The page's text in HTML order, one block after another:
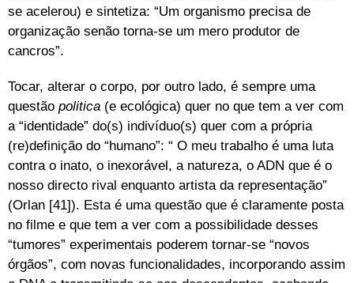
se acelerou) e sintetiza: “Um organismo precisa de
organização senão torna-se um mero produtor de
cancros”.
Tocar, alterar o corpo, por outro lado, é sempre uma
questão politica (e ecológica) quer no que tem a ver com
a “identidade” do(s) indivíduo(s) quer com a própria
(re)definição do “humano”: “ O meu trabalho é uma luta
contra o inato, o inexorável, a natureza, o ADN que é o
nosso directo rival enquanto artista da representação”
(Orlan [41]). Esta é uma questão que é claramente posta
no filme e que tem a ver com a possibilidade desses
“tumores” experimentais poderem tornar-se “novos
órgãos”, com novas funcionalidades, incorporando assim